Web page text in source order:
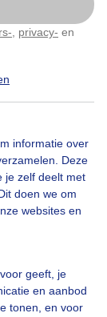
privacy- en
informatie over
Deze
je zelf deelt met
doen we om
websites en
geeft, je
en aanbod
tonen, en voor